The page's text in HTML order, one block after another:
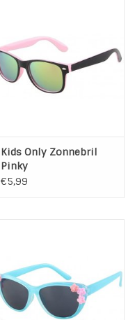
Kids Only Zonnebril
Pinky
€5,99